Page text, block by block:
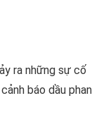
ra những sự cố
báo dầu